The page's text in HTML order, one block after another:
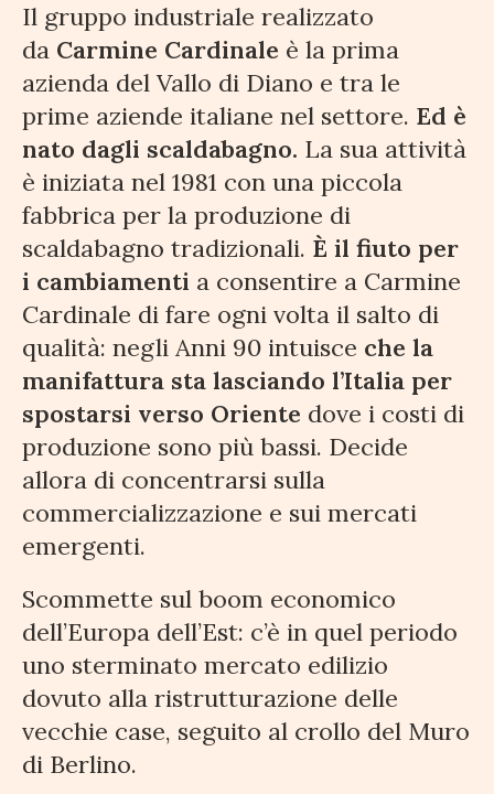
Il gruppo industriale realizzato
da Carmine Cardinale è la prima
azienda del Vallo di Diano e tra le
prime aziende italiane nel settore. Ed è
nato dagli scaldabagno. La sua attività
è iniziata nel 1981 con una piccola
fabbrica per la produzione di
scaldabagno tradizionali. È il fiuto per
i cambiamenti a consentire a Carmine
Cardinale di fare ogni volta il salto di
qualità: negli Anni 90 intuisce che la
manifattura sta lasciando l’Italia per
spostarsi verso Oriente dove i costi di
produzione sono più bassi. Decide
allora di concentrarsi sulla
commercializzazione e sui mercati
emergenti.
Scommette sul boom economico
dell’Europa dell’Est: c’è in quel periodo
uno sterminato mercato edilizio
dovuto alla ristrutturazione delle
vecchie case, seguito al crollo del Muro
di Berlino.